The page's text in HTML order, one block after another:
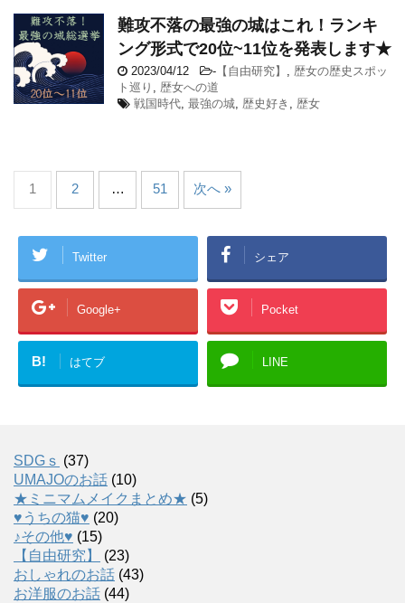
難攻不落の最強の城はこれ！ランキ
ング形式で20位~11位を発表します★
2023/04/12 - 【自由研究】
歴女の歴史スポッ
ト巡り
歴女への道
戦国時代 最強の城 歴史好き 歴女
1 2 … 51 次へ »
Twitter シェア
Google+ Pocket
B! はてブ LINE
SDGｓ (37)
UMAJOのお話 (10)
★ミニマムメイクまとめ★ (5)
♥うちの猫♥ (20)
♪その他♥ (15)
【自由研究】
(23)
おしゃれのお話 (43)
お洋服のお話 (44)